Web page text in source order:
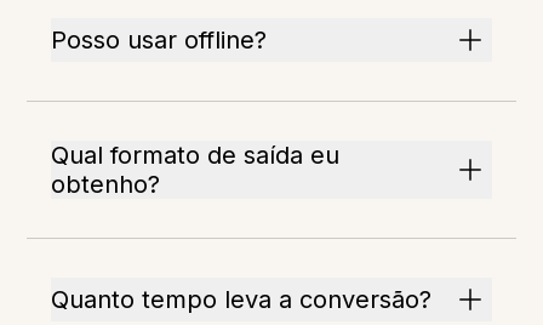
Posso usar offline?
Qual formato de saída eu
obtenho?
Quanto tempo leva a conversão?